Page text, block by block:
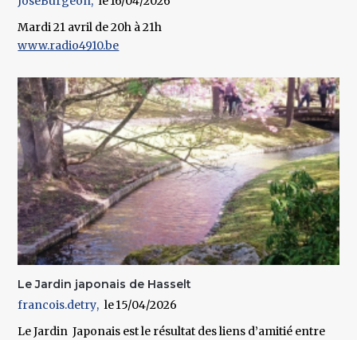
Mardi 21 avril de 20h à 21h
www.radio4910.be
Le Jardin japonais de Hasselt
francois.detry
15/04/2026
Le Jardin Japonais est le résultat des liens d’amitié entre